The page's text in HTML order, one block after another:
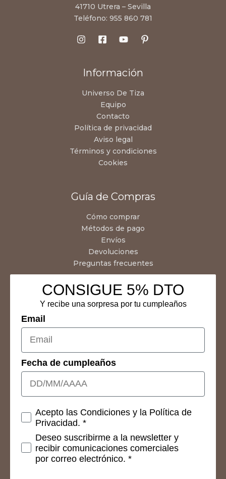
41710 Utrera – Sevilla
Teléfono: 955 860 781
Información
Universo De Tiza
Equipo
Contacto
Política de privacidad
Aviso legal
Términos y condiciones
Cookies
Guía de Compras
Cómo comprar
Métodos de pago
Envíos
Devoluciones
Preguntas frecuentes
CONSIGUE 5% DTO
Y recibe una sorpresa por tu cumpleaños
Email
Fecha de cumpleaños
Consetimientos
Acepto las Condiciones y la Política de
Privacidad. *
Deseo suscribirme a la newsletter y
recibir comunicaciones comerciales
por correo electrónico. *